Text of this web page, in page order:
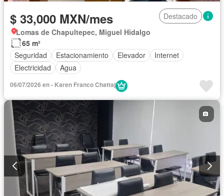
$ 33,000 MXN/mes
Destacado
Lomas de Chapultepec, Miguel Hidalgo
65 m²
Seguridad
Estacionamiento Elevador
Internet
Electricidad
Agua
06/07/2026 en - Karen Franco Chattaj